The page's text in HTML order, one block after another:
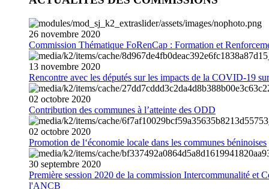
26 novembre 2020
Commission Thématique FoRenCap : Formation et
13 novembre 2020
Rencontre avec les députés sur les impacts de la COVID-19
02 octobre 2020
Contribution des communes à l’atteinte des ODD
02 octobre 2020
Promotion de l‘économie locale dans les communes béninoises
30 septembre 2020
Première session 2020 de la commission Intercommunalité et
l'ANCB